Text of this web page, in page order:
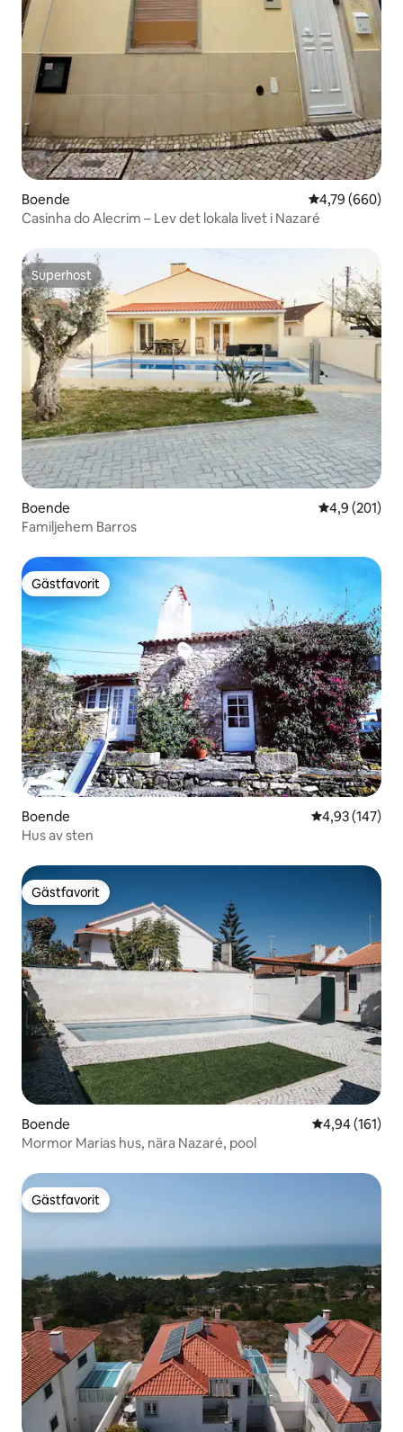
Boende 4,79 av 5 i
4,79 (660)
Casinha do Alecrim – Lev det lokala livet i Nazaré
Superhost
Superhost
Boende 4,9 av 5 i
4,9 (201)
Familjehem Barros
Gästfavorit
Gästfavorit
Boende 4,93 av 5 i
4,93 (147)
Hus av sten
Gästfavorit
Gästfavorit
Boende 4,94 av 5 i
4,94 (161)
Mormor Marias hus, nära Nazaré, pool
Gästfavorit
Gästfavorit